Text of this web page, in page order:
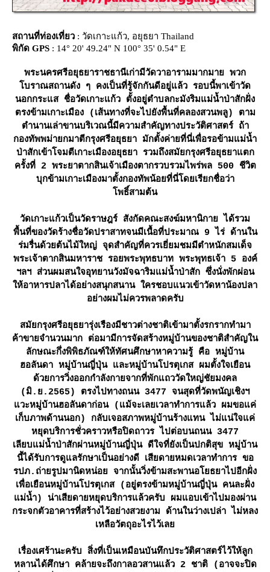
สถานที่ท่องเที่ยว : วัดเกาะแก้ว, อยุธยา Thailand
พิกัด GPS : 14° 20' 49.24" N 100° 35' 0.54" E
พระนครศรีอยุธยาราชธานีเก่ามีวัดวาอารามมากมาย พวก
บราณสถานดัง ๆ คงเป็นที่รู้จักกันดีอยู่แล้ว รอบนี้พาเข้าวัด
นอกกระแส ชื่อวัดเกาะแก้ว ตั้งอยู่ตำบลกะมังริมแม่น้ำป่าสักฝั่ง
ตรงข้ามเกาะเมือง (เส้นทางที่จะไปยังพื้นที่คลองสวนพลู) ตาม
ตำนานเล่าขานบริเวณนี้มีความสำคัญทางประวัติศาสตร์ ถ้า
กองทัพพม่ายกมาตีกรุงศรีอยุธยา มักตั้งค่ายที่นี่เพื่อรอข้ามแม่น้ำ
ป่าสักเข้าโจมตีเกาะเมืองอยุธยา รวมถึงสมัยกรุงศรีอยุธยาแตก
ครั้งที่ 2 พระยาตากสินเจ้าเมืองตากรวบรวมไพร่พล 500 ชีวิต
บุกข้ามเกาะเมืองมาตั้งกองทัพน้อยที่นี่โดยเรียกชื่อว่า
พธิ์สามต้น
วัดเกาะแก้วเป็นวัดราษฎร์ สังกัดคณะสงฆ์มหานิกาย ได้รวม
พื้นที่ของวัดร้างชื่อวัดปราสาทจนมีเนื้อที่ประมาณ 9 ไร่ ด้านใน
ร่มรื่นด้วยต้นไม้ใหญ่ จุดสำคัญที่ควรเยี่ยมชมมีตำหนักสมเด็จ
พระเจ้าตากสินมหาราช รอยพระพุทธบาท พระพุทธเจ้า 5 องค์
ฯลฯ ส่วนผมสนใจอุทยานวังมัจฉาริมแม่น้ำป่าสัก ซึ่งนั่งพักผ่อน
ห้อาหารปลาได้อย่างสนุกสนาน ใครชอบแนวเข้าวัดหาน้องปลา
อย่างผมไม่ควรพลาดครับ
สมัยกรุงศรีอยุธยารุ่งเรืองมีชาวต่างชาติเข้ามาตั้งรกรากทำมา
ค้าขายจำนวนมาก ต่อมามีการจัดสร้างหมู่บ้านของชาติสำคัญใน
ลักษณะกึ่งพิพิธภัณฑ์ให้ทัศนศึกษาหาความรู้ คือ หมู่บ้าน
ฮอลันดา หมู่บ้านญี่ปุ่น และหมู่บ้านโปรตุเกส ผมตั้งใจเยือน
ด้วยการวิ่งออกกำลังกายจากที่พักแถววัดใหญ่ชัยมงคล
(มิ.ย.2565) ตรงไปทางถนน 3477 จนสุดที่วัดพนัญเชิงฯ
วะหมู่บ้านฮอลันดาก่อน (แม้จะเลยเวลาทำการแล้ว ผมขอแค่
เก็บภาพด้านนอก) กลับเจอสภาพหมู่บ้านร้างแทน ไม่แน่ใจแค่
หยุดบริการชั่วคราวหรือปิดถาวร ไปต่อบนถนน 3477
เลียบแม่น้ำป่าสักผ่านหมู่บ้านญี่ปุ่น ดีใจที่ยังเป็นปกติสุข หมู่บ้าน
นี้ได้รับการดูแลรักษาเป็นอย่างดี เสียดายหมดเวลาทำการ ขอ
รปภ.ถ่ายรูปมานิดหน่อย จากนั้นวิ่งข้ามสะพานอโยธยาไปอีกฝั่ง
เพื่อเยือนหมู่บ้านโปรตุเกส (อยู่ตรงข้ามหมู่บ้านญี่ปุ่น คนละฝั่ง
ม่น้ำ) น่าเสียดายหยุดบริการแล้วครับ ผมแอบเข้าไปมองผ่าน
กระจกตัวอาคารที่สร้างไว้อย่างสวยงาม ด้านในว่างเปล่า ไม่หลง
เหลือวัตถุอะไรไว้เล
เรื่องเศร้านะครับ สิ่งที่เป็นเหมือนบันทึกประวัติศาสตร์ไว้ให้ลูก
หลานได้ศึกษา คล้ายจะถึงกาลอวสานแล้ว 2 ชาติ (อาจจะปิด